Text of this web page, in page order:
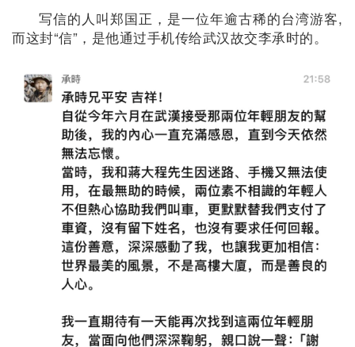
写信的人叫郑国正，是一位年逾古稀的台湾游客,
而这封“信”，是他通过手机传给武汉故交李承时的。